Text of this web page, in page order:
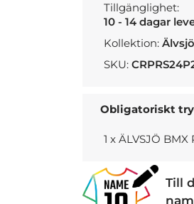
Tillgänglighet:
10 - 14 dagar
Kollektion:
SKU:
Obligatoriskt
1 x ÄLVSJÖ
Till